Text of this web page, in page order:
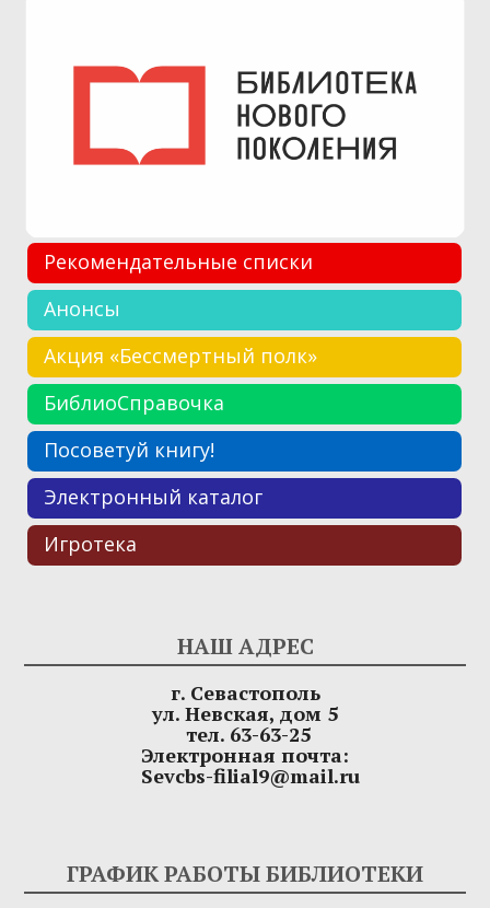
Рекомендательные списки
Анонсы
Акция «Бессмертный полк»
БиблиоСправочка
Посоветуй книгу!
Электронный каталог
Игротека
НАШ АДРЕС
г. Севастополь
ул. Невская, дом 5
тел. 63-63-25
Электронная почта:
Sevcbs-filial9@mail.ru
ГРАФИК РАБОТЫ БИБЛИОТЕКИ